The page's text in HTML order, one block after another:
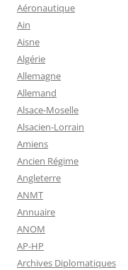
Aéronautique
Ain
Aisne
Algérie
Allemagne
Allemand
Alsace-Moselle
Alsacien-Lorrain
Amiens
Ancien Régime
Angleterre
ANMT
Annuaire
ANOM
AP-HP
Archives Diplomatiques